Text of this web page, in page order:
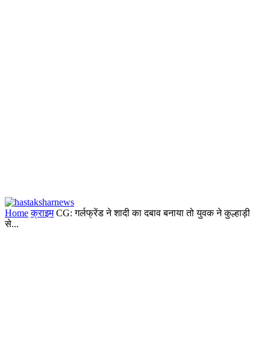
Home क्राइम CG: गर्लफ्रेंड ने शादी का दबाव बनाया तो युवक ने कुल्हाड़ी
से...